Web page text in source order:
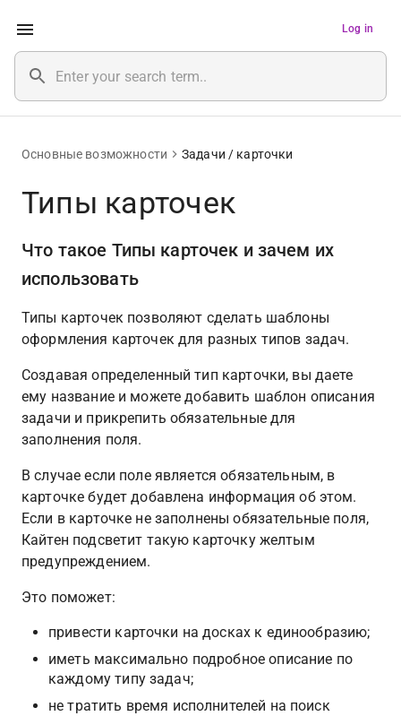
Log in
Основные возможности Задачи / карточки
Типы карточек
Что такое Типы карточек и зачем их
использовать
Типы карточек позволяют сделать шаблоны
оформления карточек для разных типов задач.
Создавая определенный тип карточки, вы даете
ему название и можете добавить шаблон описания
задачи и прикрепить обязательные для
заполнения поля.
В случае если поле является обязательным, в
карточке будет добавлена информация об этом.
Если в карточке не заполнены обязательные поля,
Кайтен подсветит такую карточку желтым
предупреждением.
Это поможет:
привести карточки на досках к единообразию;
иметь максимально подробное описание по
каждому типу задач;
не тратить время исполнителей на поиск